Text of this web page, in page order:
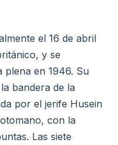
el 16 de abril
y se
plena en 1946. Su
bandera de la
por el jerife Husein
con la
Las siete